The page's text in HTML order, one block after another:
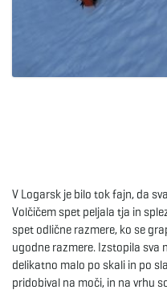
V Logarsk je bilo tok fajn, da
Volčičem spet peljala tja in
spet odlične razmere, ko se
ugodne razmere. Izstopila sva
delikatno malo po skali in po
pridobival na moči, in na vrhu